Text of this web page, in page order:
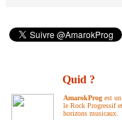
Quid ?
AmarokProg est
le Rock Progressif
horizons musicaux.